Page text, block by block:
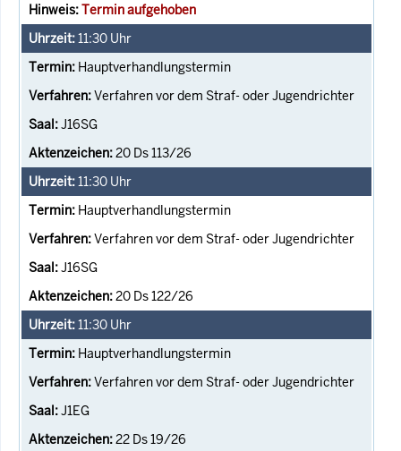
Termin aufgehoben
11:30 Uhr
Hauptverhandlungstermin
Verfahren vor dem Straf- oder Jugendrichter
J16SG
20 Ds 113/26
11:30 Uhr
Hauptverhandlungstermin
Verfahren vor dem Straf- oder Jugendrichter
J16SG
20 Ds 122/26
11:30 Uhr
Hauptverhandlungstermin
Verfahren vor dem Straf- oder Jugendrichter
J1EG
22 Ds 19/26